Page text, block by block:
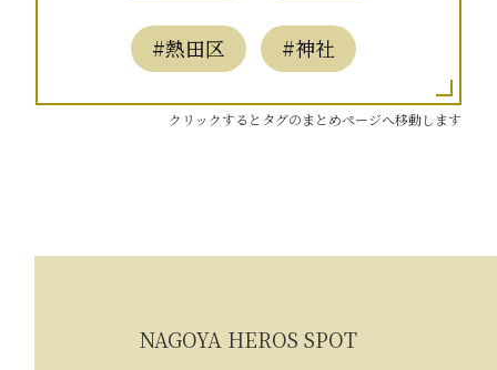
#熱田区 #神社
クリックするとタグのまとめページへ移動します
NAGOYA HEROS SPOT